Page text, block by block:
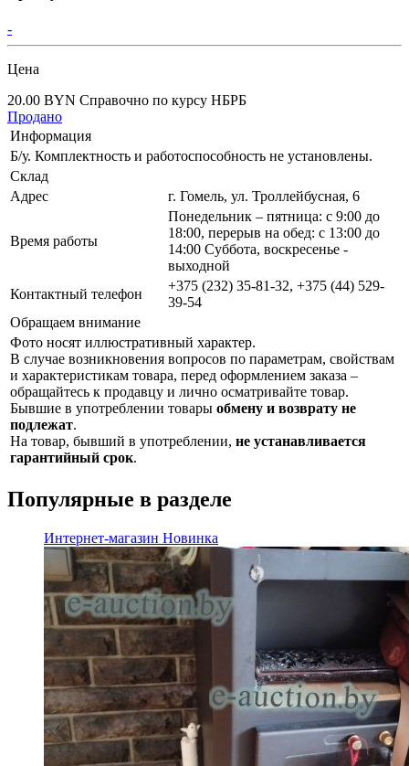
-
Цена
20.00 BYN Справочно по курсу НБРБ
Продано
Информация
Б/у. Комплектность и работоспособность не установлены.
Склад
Адрес
г. Гомель, ул. Троллейбусная, 6
Время работы
Понедельник – пятница: с 9:00 до
18:00, перерыв на обед: с 13:00 до
14:00 Суббота, воскресенье -
выходной
Контактный телефон
+375 (232) 35-81-32, +375 (44) 529-
39-54
Обращаем внимание
Фото носят иллюстративный характер.
В случае возникновения вопросов по параметрам, свойствам
и характеристикам товара, перед оформлением заказа –
обращайтесь к продавцу и лично осматривайте товар.
Бывшие в употреблении товары обмену и возврату не
подлежат.
На товар, бывший в употреблении, не устанавливается
гарантийный срок.
Популярные в разделе
Интернет-магазин Новинка